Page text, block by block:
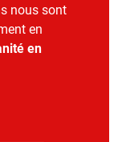
nous sont
en
en